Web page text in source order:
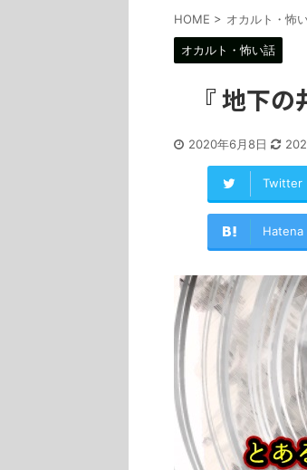
HOME > オカルト・怖
オカルト・怖い話
『 地下
2020年6月8日
Twitter
Hatena